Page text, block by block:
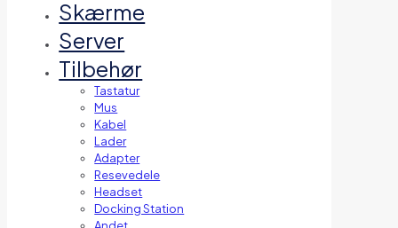
Skærme
Server
Tilbehør
Tastatur
Mus
Kabel
Lader
Adapter
Resevedele
Headset
Docking Station